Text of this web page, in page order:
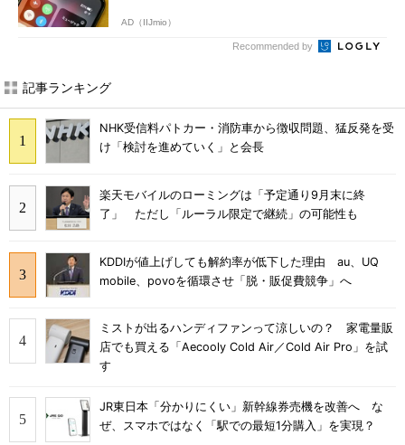
AD（IIJmio）
Recommended by
記事ランキング
NHK受信料パトカー・消防車から徴収問題、猛反発を受
け「検討を進めていく」と会長
楽天モバイルのローミングは「予定通り9月末に終
了」 ただし「ルーラル限定で継続」の可能性も
KDDIが値上げしても解約率が低下した理由 au、UQ
mobile、povoを循環させ「脱・販促費競争」へ
ミストが出るハンディファンって涼しいの？ 家電量販
店でも買える「Aecooly Cold Air／Cold Air Pro」を試
す
JR東日本「分かりにくい」新幹線券売機を改善へ な
ぜ、スマホではなく「駅での最短1分購入」を実現？